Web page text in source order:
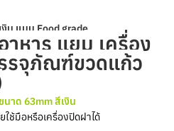
งิน แบบ Food grade
าหาร แยม เครื่อง
รจุภัณฑ์ขวดแก้ว
าด 63mm สีเงิน
ใช้มือหรือเครื่องปิดฝาได้